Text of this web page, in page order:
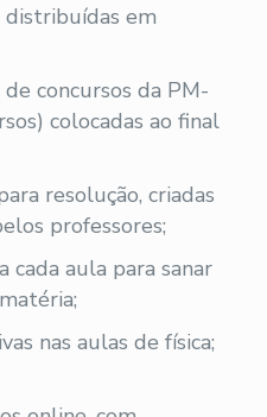
distribuídas em
concursos da PM-
colocadas ao final
resolução, criadas
professores;
cada aula para sanar
nas aulas de física;